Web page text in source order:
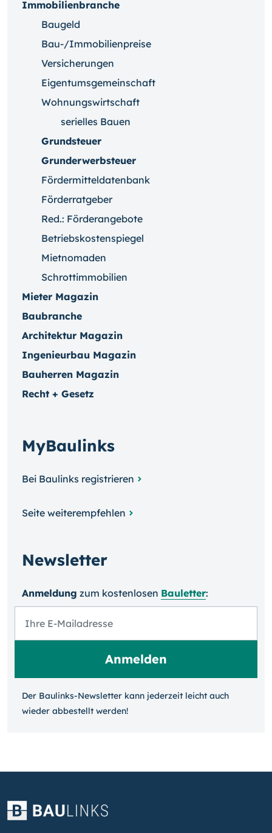
Immobilienbranche
Baugeld
Bau-/Immobilienpreise
Versicherungen
Eigentumsgemeinschaft
Wohnungswirtschaft
serielles Bauen
Grundsteuer
Grunderwerbsteuer
Fördermitteldatenbank
Förderratgeber
Red.: Förderangebote
Betriebskostenspiegel
Mietnomaden
Schrottimmobilien
Mieter Magazin
Baubranche
Architektur Magazin
Ingenieurbau Magazin
Bauherren Magazin
Recht + Gesetz
MyBaulinks
Bei Baulinks registrieren
Seite weiterempfehlen
Newsletter
Anmeldung zum kosten­losen Bauletter:
Der Baulinks-Newsletter kann jeder­zeit leicht auch
wieder ab­bestellt werden!